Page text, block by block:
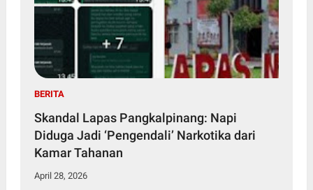
BERITA
Skandal Lapas Pangkalpinang: Napi
Diduga Jadi ‘Pengendali’ Narkotika dari
Kamar Tahanan
April 28, 2026